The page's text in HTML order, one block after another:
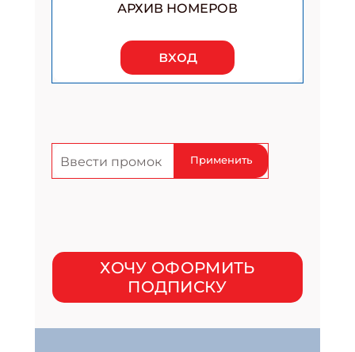
АРХИВ НОМЕРОВ
вход
Применить
ХОЧУ ОФОРМИТЬ
ПОДПИСКУ